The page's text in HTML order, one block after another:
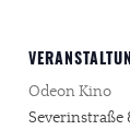
Odeon Kino
Severinstraße